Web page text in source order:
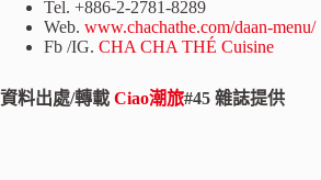
Tel. +886-2-2781-8289
Web. www.chachathe.com/daan-menu/
Fb /IG. CHA CHA THÉ Cuisine
資料出處/轉載 Ciao潮旅#45 雜誌提供